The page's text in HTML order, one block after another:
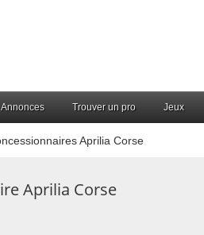
Annonces Trouver un pro Jeux
Aprilia Corse
Aprilia Corse